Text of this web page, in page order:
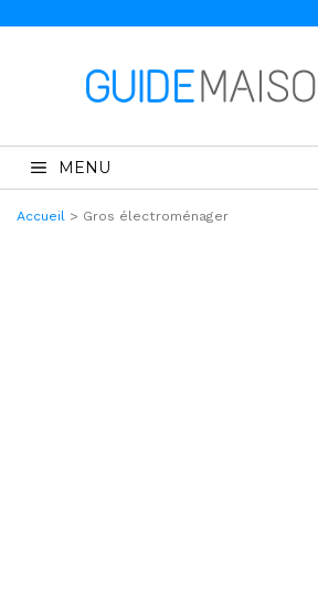
MENU
Accueil > Gros électroménager